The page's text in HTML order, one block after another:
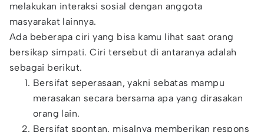
melakukan interaksi sosial dengan anggota
masyarakat lainnya.
Ada beberapa ciri yang bisa kamu lihat saat orang
bersikap simpati. Ciri tersebut di antaranya adalah
sebagai berikut.
Bersifat seperasaan, yakni sebatas mampu
merasakan secara bersama apa yang dirasakan
orang lain.
Bersifat spontan, misalnya memberikan respons